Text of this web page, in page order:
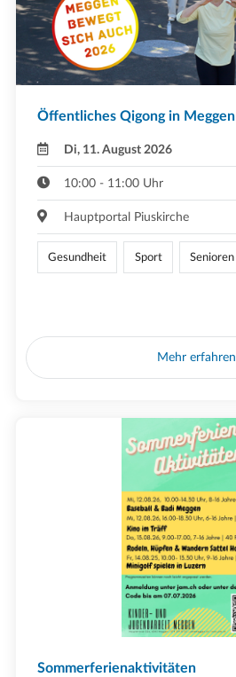
Öffentliches Qigong in Meggen
Di, 11. August 2026
10:00 - 11:00 Uhr
Hauptportal Piuskirche
Gesundheit Sport Senioren
Mehr erfahren
Sommerferienaktivitäten